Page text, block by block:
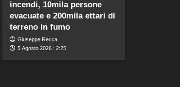
incendi, 10mila persone
evacuate e 200mila ettari di
terreno in fumo
Giuseppe Recca
5 Agosto 2026 : 2:25